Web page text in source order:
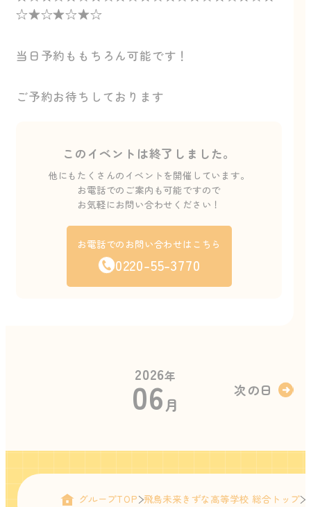
☆★☆★☆★☆
当日予約ももちろん可能です！
ご予約お待ちしております
このイベントは終了しました。
他にもたくさんのイベントを開催しています。
お電話でのご案内も可能ですので
お気軽にお問い合わせください！
お電話でのお問い合わせはこちら
0220-55-3770
2026年
06 月
次の日
グループTOP 飛鳥未来きずな高等学校 総合トップ